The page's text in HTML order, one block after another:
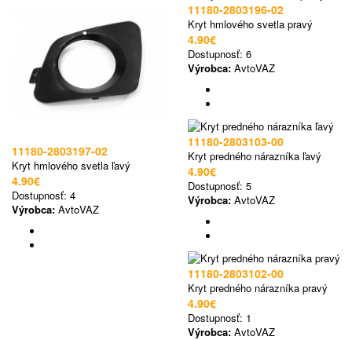
11180-2803197-02
Kryt hmlového svetla ľavý
4.90€
Dostupnosť: 4
Výrobca: AvtoVAZ
11180-2803196-02
Kryt hmlového svetla pravý
4.90€
Dostupnosť: 6
Výrobca: AvtoVAZ
11180-2803103-00
Kryt predného nárazníka ľavý
4.90€
Dostupnosť: 5
Výrobca: AvtoVAZ
11180-2803102-00
Kryt predného nárazníka pravý
4.90€
Dostupnosť: 1
Výrobca: AvtoVAZ